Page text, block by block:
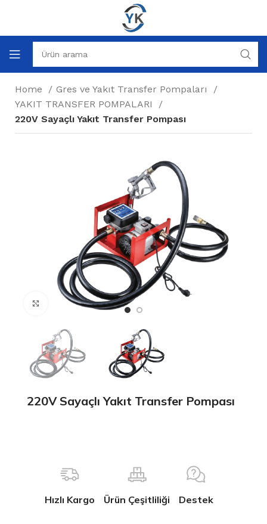
Home
Gres ve Yakıt Transfer Pompaları
YAKIT TRANSFER POMPALARI
220V Sayaçlı Yakıt Transfer Pompası
Büyütmek için tıklayın
220V Sayaçlı Yakıt Transfer Pompası
Hızlı Kargo Ürün Çeşitliliği Destek